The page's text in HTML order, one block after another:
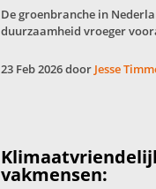
De groenbranche in
duurzaamheid vroeger
23 Feb 2026 door Jesse
vakmensen: